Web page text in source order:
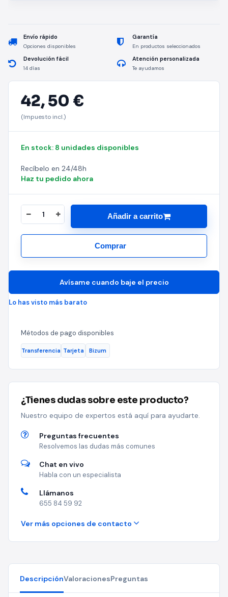
Envío rápido
Opciones disponibles
Garantía
En productos seleccionados
Devolución fácil
14 días
Atención personalizada
Te ayudamos
42,50 €
(Impuesto incl.)
En stock: 8 unidades disponibles
Recíbelo en 24/48h
Haz tu pedido ahora
Añadir a carrito
Comprar
Avísame cuando baje el precio
Lo has visto más barato
Métodos de pago disponibles
Transferencia Tarjeta Bizum
¿Tienes dudas sobre este producto?
Nuestro equipo de expertos está aquí para ayudarte.
Preguntas frecuentes
Resolvemos las dudas más comunes
Chat en vivo
Habla con un especialista
Llámanos
655 84 59 92
Ver más opciones de contacto
DescripciónValoracionesPreguntas